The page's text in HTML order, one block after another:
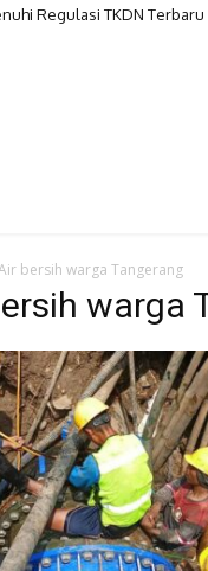
Regulasi TKDN
bersih warga Tangerang
warga